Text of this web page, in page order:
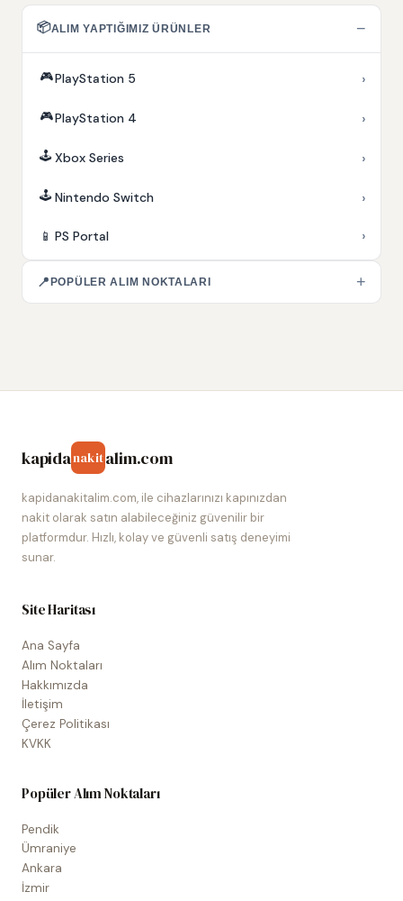
📦ALIM YAPTIĞIMIZ ÜRÜNLER −
🎮PlayStation 5 ›
🎮PlayStation 4 ›
🕹️ Xbox Series ›
🕹️ Nintendo Switch ›
📱 PS Portal ›
📍 POPÜLER ALIM NOKTALARI +
kapidanakitalim.com
kapidanakitalim.com, ile cihazlarınızı kapınızdan
nakit olarak satın alabileceğiniz güvenilir bir
platformdur. Hızlı, kolay ve güvenli satış deneyimi
sunar.
Site Haritası
Ana Sayfa
Alım Noktaları
Hakkımızda
İletişim
Çerez Politikası
KVKK
Popüler Alım Noktaları
Pendik
Ümraniye
Ankara
İzmir